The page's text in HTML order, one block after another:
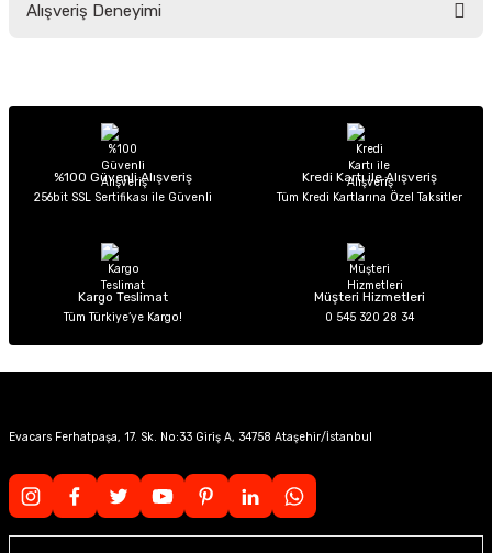
yetersiz gördüğünüz noktaları öneri formunu kullanarak tarafımıza
Ürün açıklamasında eksik bilgiler bulunuyor.
Ürün bilgilerinde hatalar bulunuyor.
Ürün fiyatı diğer sitelerden daha pahalı.
Alışveriş Deneyimi
Sitemize ilk yorumu siz yapın!
%100 Güvenli Alışveriş
256bit SSL Sertifikası ile Güvenli
Kredi Kartı ile Alışveriş
Tüm Kredi Kartlarına Özel Taksitler
Kargo Teslimat
Tüm Türkiye’ye Kargo!
Müşteri Hizmetleri
0 545 320 28 34
Evacars Ferhatpaşa, 17. Sk. No:33 Giriş A, 34758 Ataşehir/İstanbul